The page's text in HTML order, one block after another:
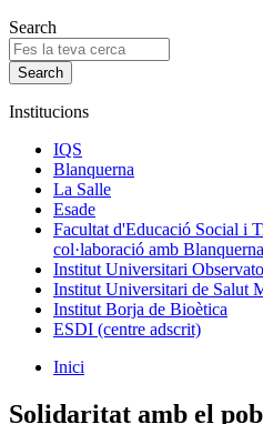
Search
Institucions
IQS
Blanquerna
La Salle
Esade
Facultat d'Educació Social i
col·laboració amb
Institut Universitari
Institut Universitari de Salut
Institut Borja de Bioètica
ESDI (centre adscrit)
Inici
Solidaritat amb el